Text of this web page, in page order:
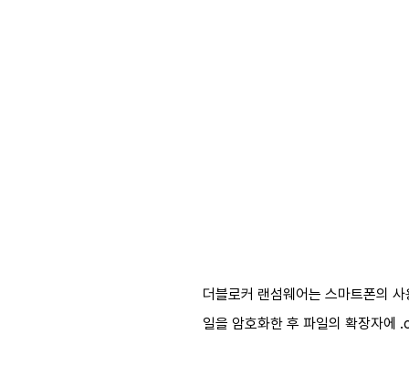
더블로커 랜섬웨어는 스마트폰의
일을 암호화한 후 파일의 확장자에